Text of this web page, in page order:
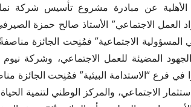
عن مبادرة مشروع تأسيس شركة
العمل الاجتماعي” الأستاذ صالح حمزة
المسؤولية الاجتماعية” فمُنِحت الجائزة
المضيئة للعمل الاجتماعي، وشركة
في فرع “الاستدامة البيئية” فمُنِحت الجائزة
الاجتماعي، والمركز الوطني لتنمية